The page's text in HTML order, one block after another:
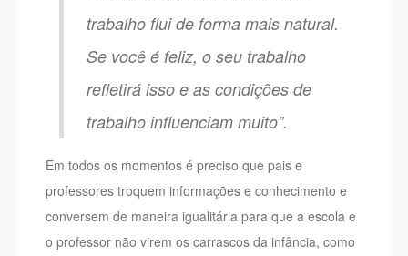
trabalho flui de forma mais natural.
Se você é feliz, o seu trabalho
refletirá isso e as condições de
trabalho influenciam muito”.
Em todos os momentos é preciso que pais e
professores troquem informações e conhecimento e
conversem de maneira igualitária para que a escola e
o professor não virem os carrascos da infância, como